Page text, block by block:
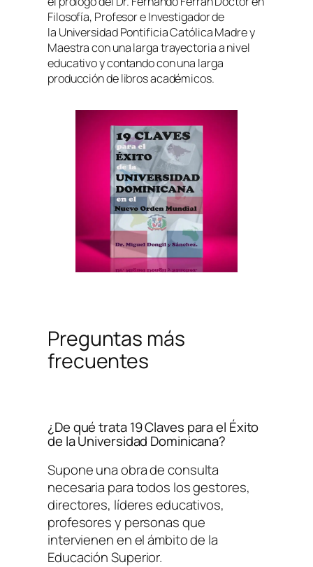
Filosofía, Profesor e Investigador de
la Universidad Pontificia Católica Madre y
Maestra con una larga trayectoria a nivel
educativo y contando con una larga
producción de libros académicos.
Preguntas más
frecuentes
¿De qué trata19 Claves para el Éxito
de la Universidad Dominicana?
Supone una obra de consulta
necesaria para todos los gestores,
directores, líderes educativos,
profesores y personas que
intervienen en el ámbito de la
Educación Superior.